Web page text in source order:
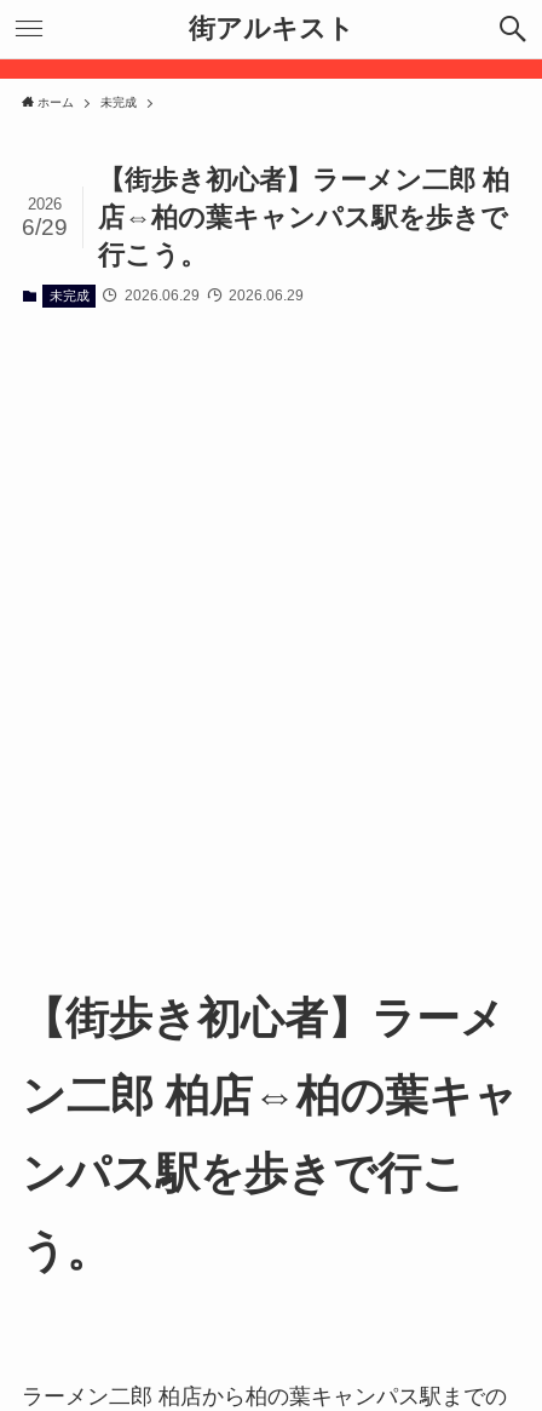
街アルキスト
ホーム 未完成
【街歩き初心者】ラーメン二郎 柏
店⇔柏の葉キャンパス駅を歩きで
行こう。
2026
6/29
未完成 2026.06.29 2026.06.29
【街歩き初心者】ラーメ
ン二郎 柏店⇔柏の葉キャ
ンパス駅を歩きで行こ
う。
ラーメン二郎 柏店から柏の葉キャンパス駅までの